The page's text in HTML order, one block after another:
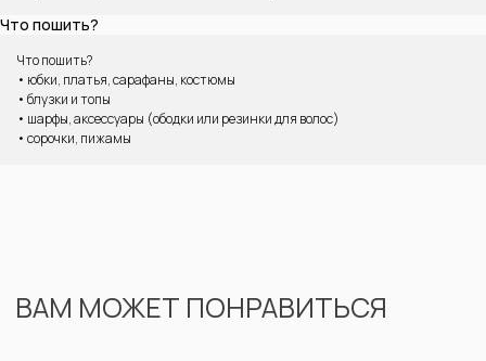
Что пошить?
Что пошить?
• юбки, платья, сарафаны, костюмы
• блузки и топы
• шарфы, аксессуары (ободки или резинки для волос)
• сорочки, пижамы